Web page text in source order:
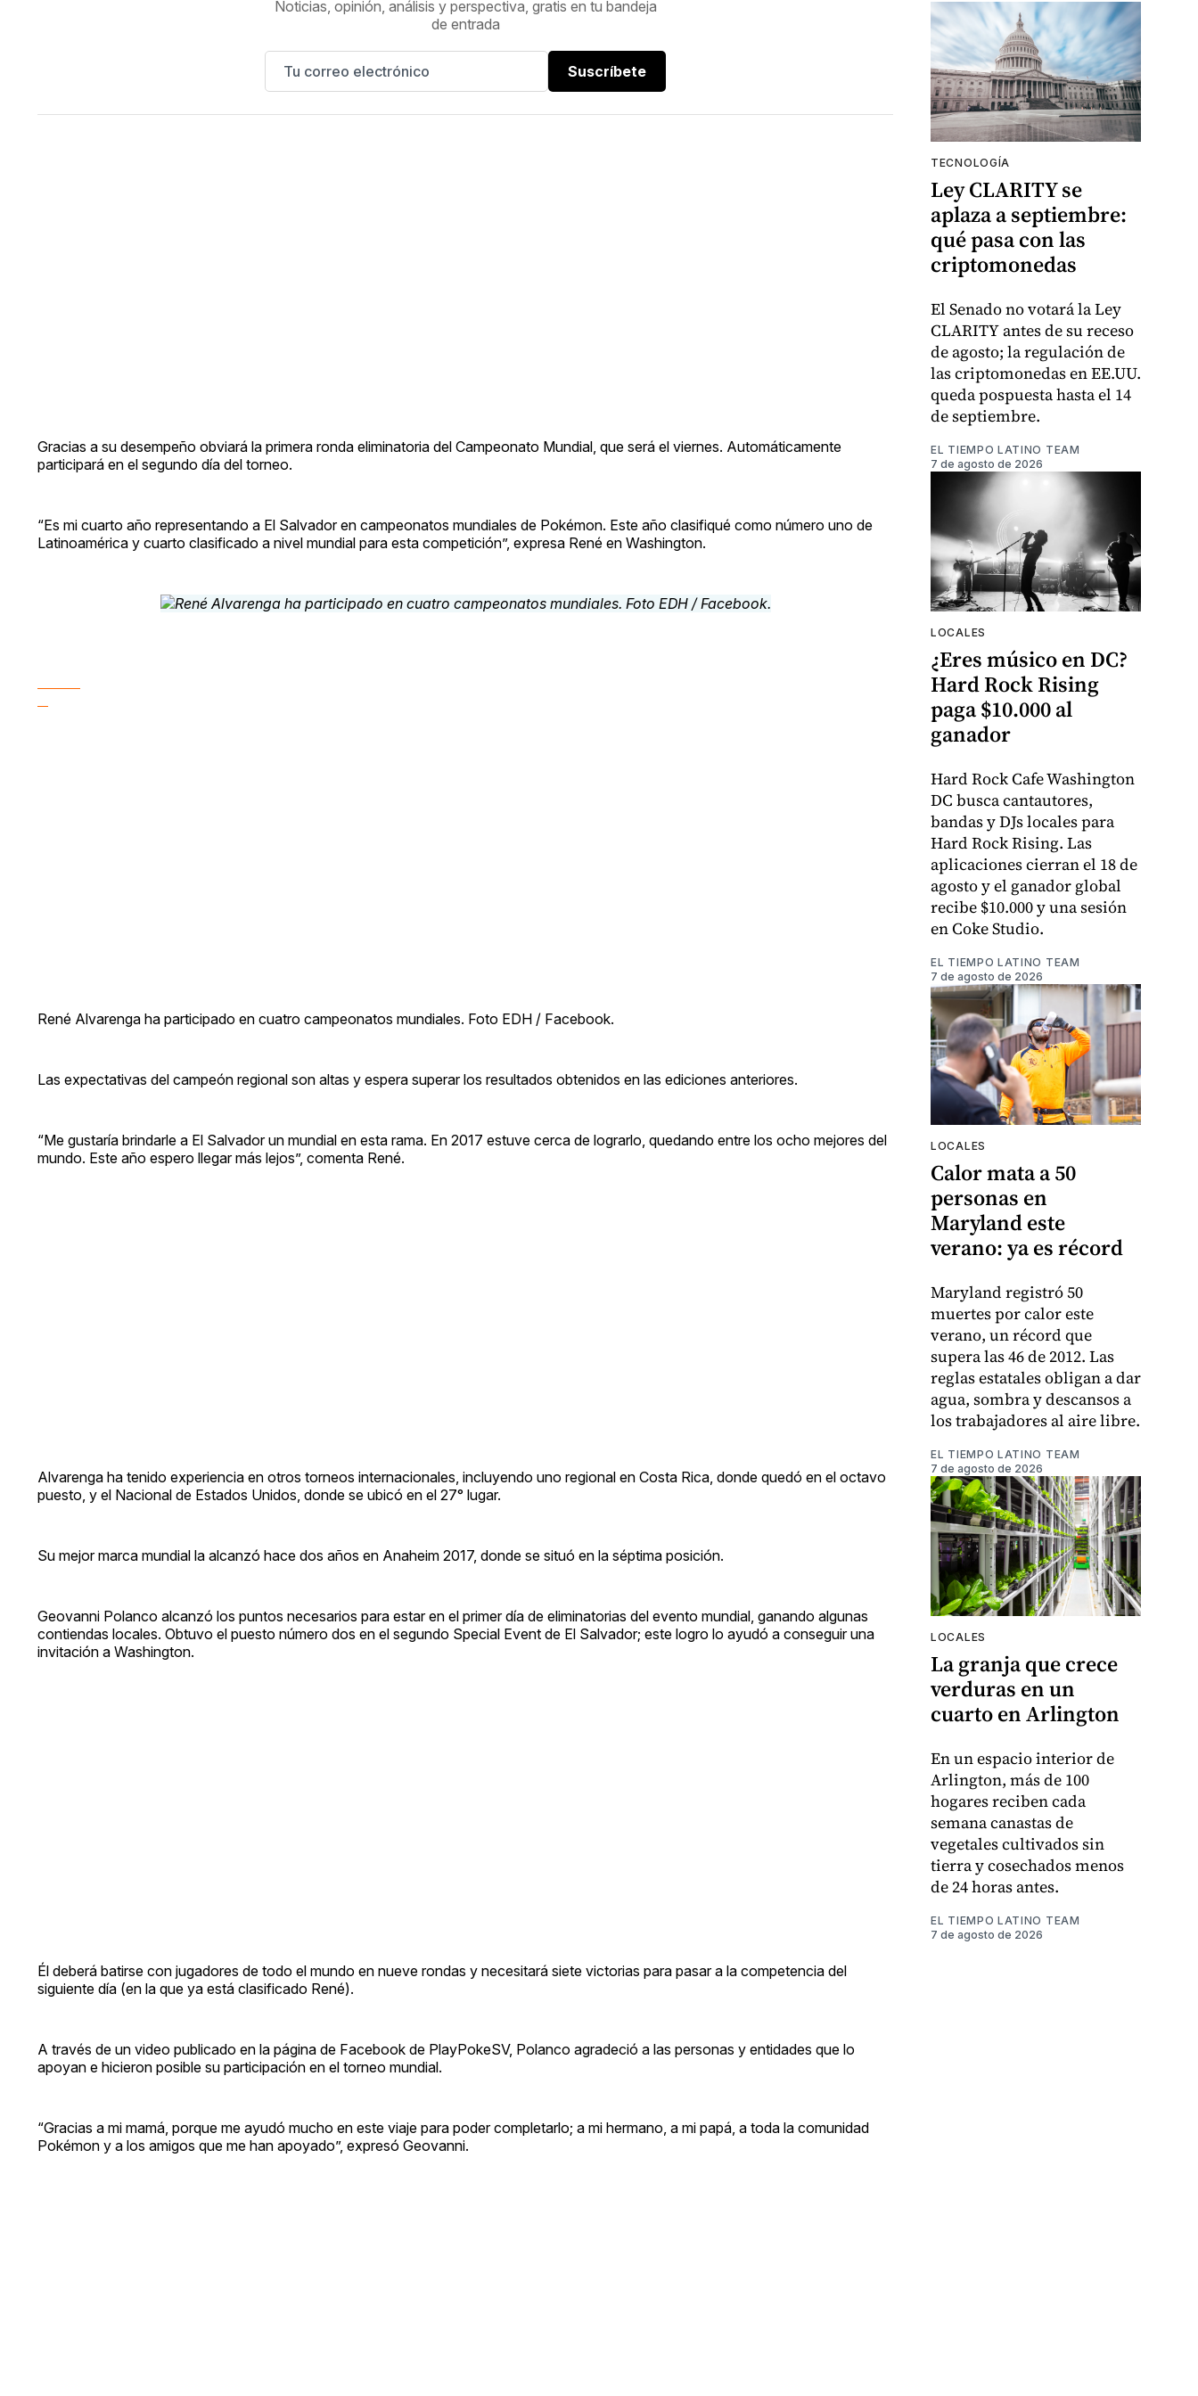
Noticias, opinión, análisis y perspectiva, gratis en tu bandeja
de entrada
Suscríbete
Gracias a su desempeño obviará la primera ronda eliminatoria del Campeonato Mundial, que será el viernes. Automáticamente
participará en el segundo día del torneo.
“Es mi cuarto año representando a El Salvador en campeonatos mundiales de Pokémon. Este año clasifiqué como número uno de
Latinoamérica y cuarto clasificado a nivel mundial para esta competición”, expresa René en Washington.
René Alvarenga ha participado en cuatro campeonatos mundiales. Foto EDH / Facebook.
Las expectativas del campeón regional son altas y espera superar los resultados obtenidos en las ediciones anteriores.
“Me gustaría brindarle a El Salvador un mundial en esta rama. En 2017 estuve cerca de lograrlo, quedando entre los ocho mejores del
mundo. Este año espero llegar más lejos”, comenta René.
Alvarenga ha tenido experiencia en otros torneos internacionales, incluyendo uno regional en Costa Rica, donde quedó en el octavo
puesto, y el Nacional de Estados Unidos, donde se ubicó en el 27° lugar.
Su mejor marca mundial la alcanzó hace dos años en Anaheim 2017, donde se situó en la séptima posición.
Geovanni Polanco alcanzó los puntos necesarios para estar en el primer día de eliminatorias del evento mundial, ganando algunas
contiendas locales. Obtuvo el puesto número dos en el segundo Special Event de El Salvador; este logro lo ayudó a conseguir una
invitación a Washington.
Él deberá batirse con jugadores de todo el mundo en nueve rondas y necesitará siete victorias para pasar a la competencia del
siguiente día (en la que ya está clasificado René).
A través de un video publicado en la página de Facebook de PlayPokeSV, Polanco agradeció a las personas y entidades que lo
apoyan e hicieron posible su participación en el torneo mundial.
“Gracias a mi mamá, porque me ayudó mucho en este viaje para poder completarlo; a mi hermano, a mi papá, a toda la comunidad
Pokémon y a los amigos que me han apoyado”, expresó Geovanni.
TECNOLOGÍA
Ley CLARITY se
aplaza a septiembre:
qué pasa con las
criptomonedas
El Senado no votará la Ley
CLARITY antes de su receso
de agosto; la regulación de
las criptomonedas en EE.UU.
queda pospuesta hasta el 14
de septiembre.
EL TIEMPO LATINO TEAM
7 de agosto de 2026
LOCALES
¿Eres músico en DC?
Hard Rock Rising
paga $10.000 al
ganador
Hard Rock Cafe Washington
DC busca cantautores,
bandas y DJs locales para
Hard Rock Rising. Las
aplicaciones cierran el 18 de
agosto y el ganador global
recibe $10.000 y una sesión
en Coke Studio.
EL TIEMPO LATINO TEAM
7 de agosto de 2026
LOCALES
Calor mata a 50
personas en
Maryland este
verano: ya es récord
Maryland registró 50
muertes por calor este
verano, un récord que
supera las 46 de 2012. Las
reglas estatales obligan a dar
agua, sombra y descansos a
los trabajadores al aire libre.
EL TIEMPO LATINO TEAM
7 de agosto de 2026
LOCALES
La granja que crece
verduras en un
cuarto en Arlington
En un espacio interior de
Arlington, más de 100
hogares reciben cada
semana canastas de
vegetales cultivados sin
tierra y cosechados menos
de 24 horas antes.
EL TIEMPO LATINO TEAM
7 de agosto de 2026